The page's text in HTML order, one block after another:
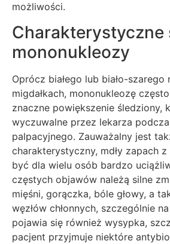
możliwości.
Charakterystyczne
mononukleozy
Oprócz białego lub biało-szarego
migdałkach, mononukleozę
znaczne powiększenie śledziony,
wyczuwalne przez lekarza
palpacyjnego. Zauważalny jest
charakterystyczny, mdły zapach
być dla wielu osób bardzo
częstych objawów należą silne
mięśni, gorączka, bóle głowy, a
węzłów chłonnych, szczególnie
pojawia się również wysypka,
pacjent przyjmuje niektóre